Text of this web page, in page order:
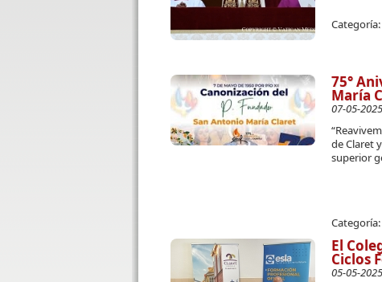
Categoría:
75°
María
07-05-2025
de Claret
superior
Categoría:
El
Ciclos
05-05-2025